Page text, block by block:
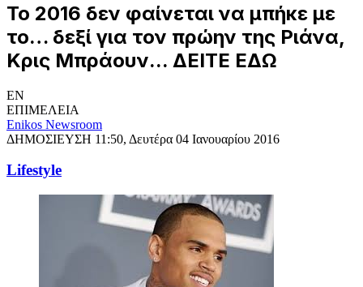
To 2016 δεν φαίνεται να μπήκε με
το… δεξί για τον πρώην της Ριάνα,
Κρις Μπράουν... ΔΕΙΤΕ ΕΔΩ
EN
ΕΠΙΜΕΛΕΙΑ
Enikos Newsroom
ΔΗΜΟΣΙΕΥΣΗ 11:50, Δευτέρα 04 Ιανουαρίου 2016
Lifestyle